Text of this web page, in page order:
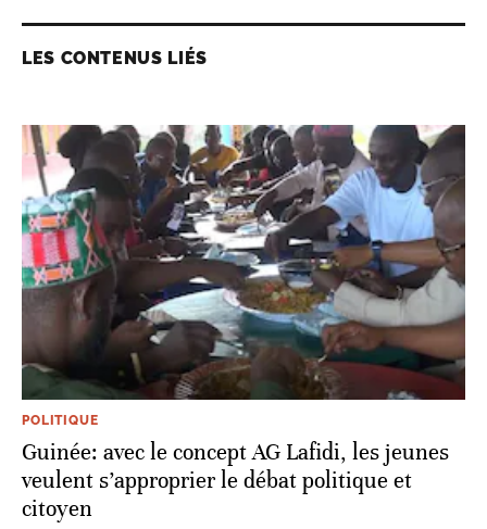
LES CONTENUS LIÉS
POLITIQUE
Guinée: avec le concept AG Lafidi, les jeunes
veulent s’approprier le débat politique et
citoyen